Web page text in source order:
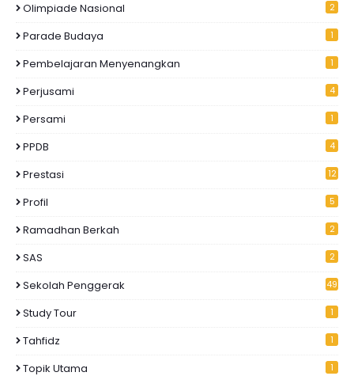
Olimpiade Nasional 2
Parade Budaya 1
Pembelajaran Menyenangkan 1
Perjusami 4
Persami 1
PPDB 4
Prestasi 12
Profil 5
Ramadhan Berkah 2
SAS 2
Sekolah Penggerak 49
Study Tour 1
Tahfidz 1
Topik Utama 1